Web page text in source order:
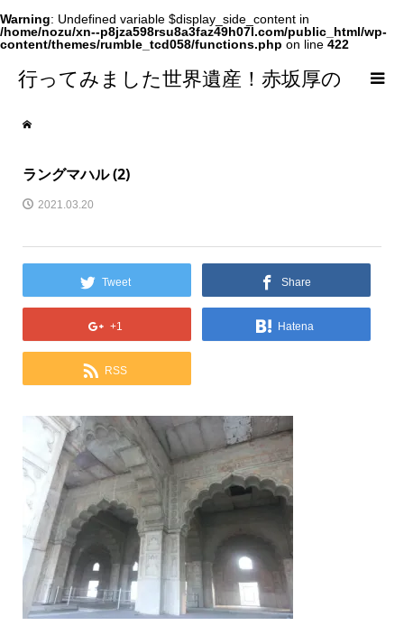
Warning: Undefined variable $display_side_content in
/home/nozu/xn--p8jza598rsu8a3faz49h07l.com/public_html/wp-
content/themes/rumble_tcd058/functions.php on line 422
行ってみました世界遺産！赤坂厚の
world Heritage
ラングマハル (2)
2021.03.20
Tweet Share
+1 Hatena
RSS